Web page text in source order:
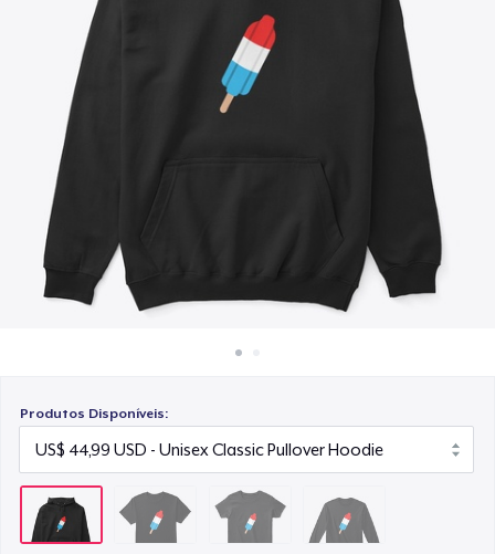
Venda em todo lugar
Venda qualquer coisa
Produtos Disponíveis:
Classic Long Sleeve Tee